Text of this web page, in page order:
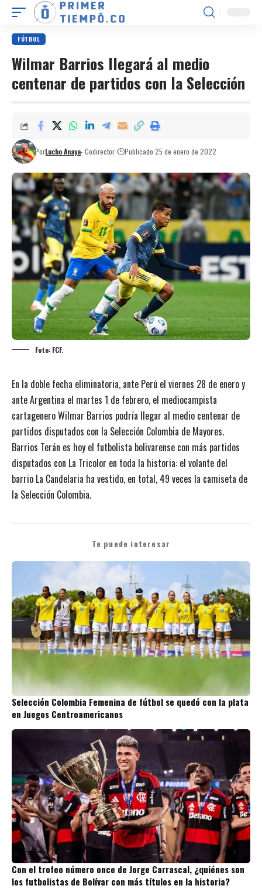
FÚTBOL
Wilmar Barrios llegará al medio
centenar de partidos con la Selección
PorLucho Anaya- Codirector Publicado 25 de enero de 2022
Foto: FCF.
En la doble fecha eliminatoria, ante Perú el viernes 28 de enero y
ante Argentina el martes 1 de febrero, el mediocampista
cartagenero Wilmar Barrios podría llegar al medio centenar de
partidos disputados con la Selección Colombia de Mayores.
Barrios Terán es hoy el futbolista bolivarense con más partidos
disputados con La Tricolor en toda la historia: el volante del
barrio La Candelaria ha vestido, en total, 49 veces la camiseta de
la Selección Colombia.
Te puede interesar
Selección Colombia Femenina de fútbol se quedó con la plata
en Juegos Centroamericanos
Con el trofeo número once de Jorge Carrascal, ¿quiénes son
los futbolistas de Bolívar con más títulos en la historia?